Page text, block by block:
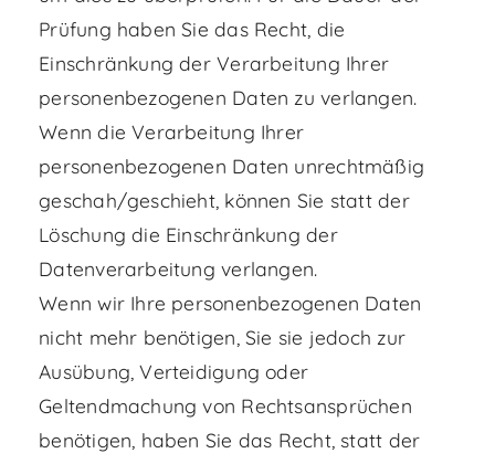
Prüfung haben Sie das Recht, die
Einschränkung der Verarbeitung Ihrer
personenbezogenen Daten zu verlangen.
Wenn die Verarbeitung Ihrer
personenbezogenen Daten unrechtmäßig
geschah/geschieht, können Sie statt der
Löschung die Einschränkung der
Datenverarbeitung verlangen.
Wenn wir Ihre personenbezogenen Daten
nicht mehr benötigen, Sie sie jedoch zur
Ausübung, Verteidigung oder
Geltendmachung von Rechtsansprüchen
benötigen, haben Sie das Recht, statt der